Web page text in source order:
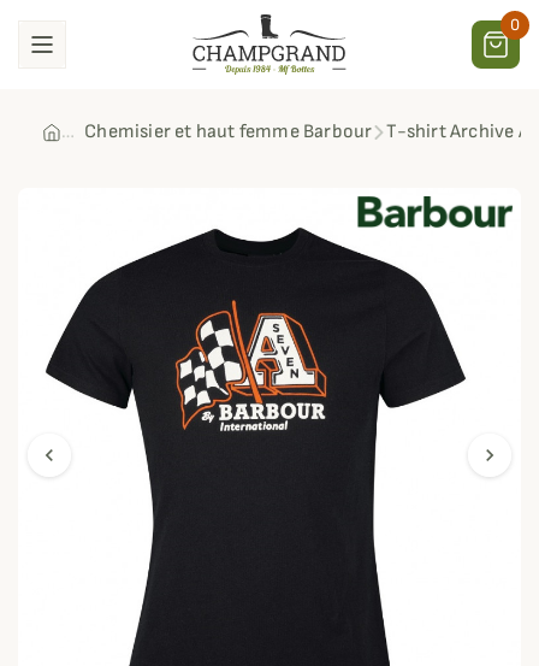
0
Chemisier et haut femme Barbour T-shirt Archive
chevron_left chevron_right